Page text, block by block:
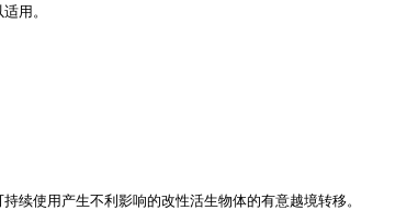
用。
使用产生不利影响的改性活生物体的有意越境转移。